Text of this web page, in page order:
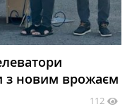
з новим врожаєм
112